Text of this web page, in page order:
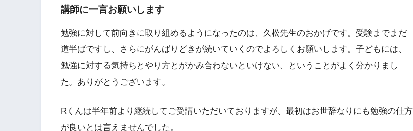
講師に一言お願いします
勉強に対して前向きに取り組めるようになったのは、久松先生のおかげです。受験までまだ
道半ばですし、さらにがんばりどきが続いていくのでよろしくお願いします。子どもには、
勉強に対する気持ちとやり方とがかみ合わないといけない、ということがよく分かりまし
た。ありがとうございます。
Rくんは半年前より継続してご受講いただいておりますが、最初はお世辞なりにも勉強の仕方
が良いとは言えませんでした。